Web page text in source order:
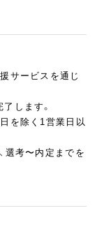
サービスを通じ
します。
を除く1営業日以
選考〜内定までを